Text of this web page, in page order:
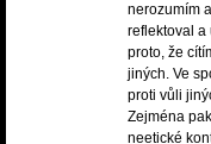
nerozumím
reflektoval a
proto, že
jiných. Ve
proti vůli
Zejména
neetické